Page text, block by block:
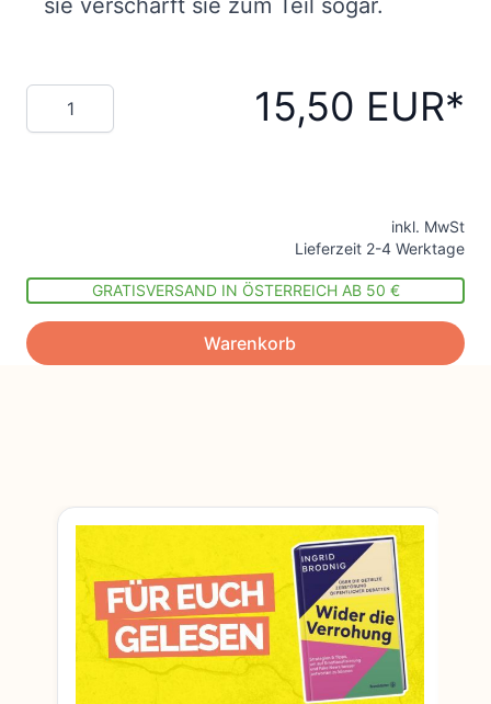
sie verschärft sie zum Teil sogar.
Menge 15,50 EUR
inkl. MwSt
Lieferzeit 2-4 Werktage
GRATISVERSAND IN ÖSTERREICH AB 50 €
Warenkorb